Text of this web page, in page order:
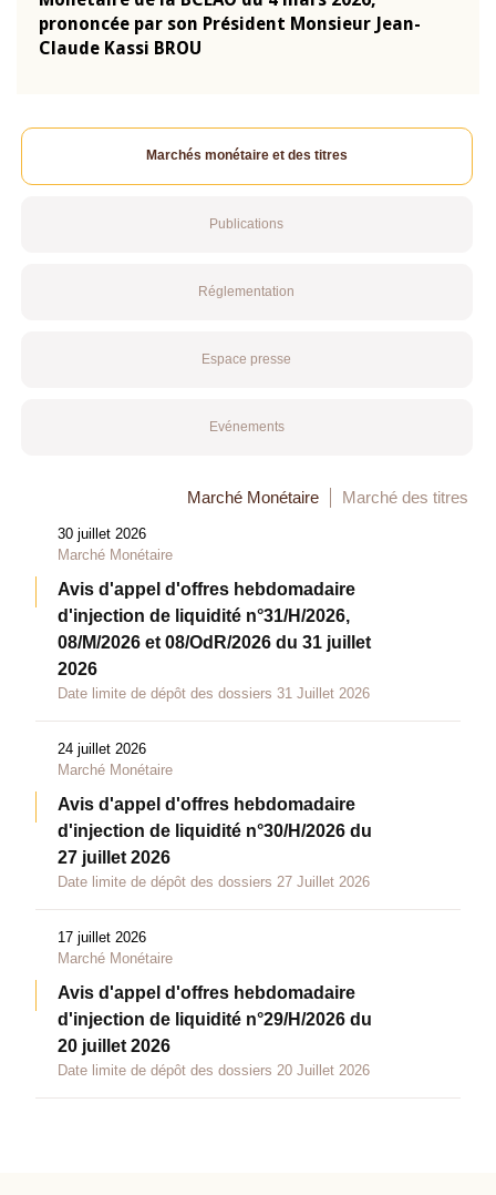
prononcée par son Président Monsieur Jean-
Claude Kassi BROU
Marchés monétaire et des titres
Publications
Réglementation
Espace presse
Evénements
Marché Monétaire Marché des titres
30 juillet 2026
Marché Monétaire
Avis d'appel d'offres hebdomadaire
d'injection de liquidité n°31/H/2026,
08/M/2026 et 08/OdR/2026 du 31 juillet
2026
Date limite de dépôt des dossiers 31 Juillet 2026
24 juillet 2026
Marché Monétaire
Avis d'appel d'offres hebdomadaire
d'injection de liquidité n°30/H/2026 du
27 juillet 2026
Date limite de dépôt des dossiers 27 Juillet 2026
17 juillet 2026
Marché Monétaire
Avis d'appel d'offres hebdomadaire
d'injection de liquidité n°29/H/2026 du
20 juillet 2026
Date limite de dépôt des dossiers 20 Juillet 2026